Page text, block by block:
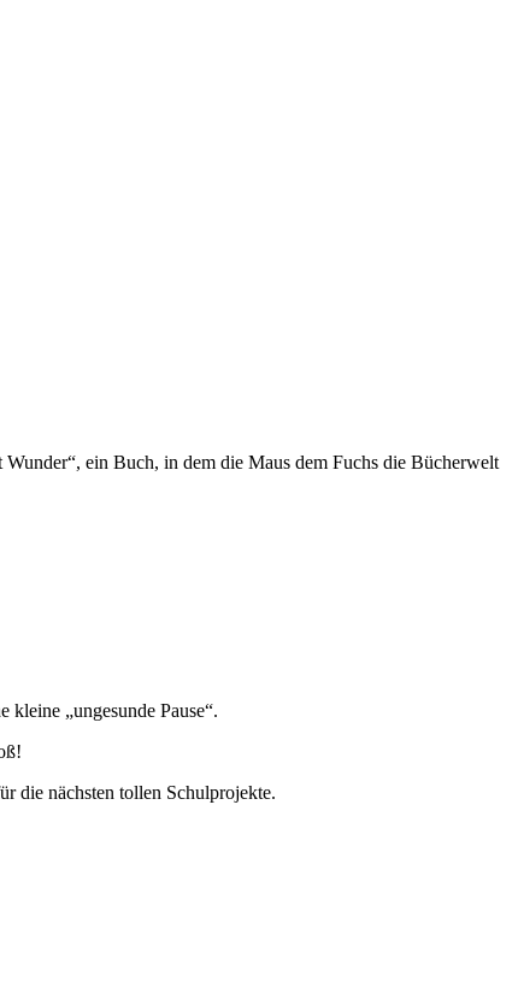
ein Buch, in dem die Maus dem Fuchs die Bücherwelt
„ungesunde Pause“.
die nächsten tollen Schulprojekte.